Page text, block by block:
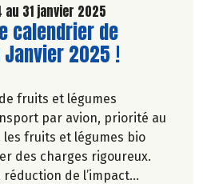
31 janvier 2025
calendrier de
2025 !
fruits et légumes
par avion, priorité au
les fruits et légumes bio
des charges rigoureux.
de l’impact